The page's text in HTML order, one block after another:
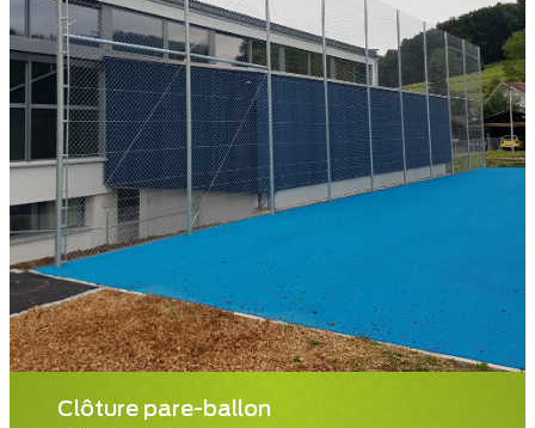
Clôture pare-ballon